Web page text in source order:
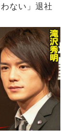
ない」退社